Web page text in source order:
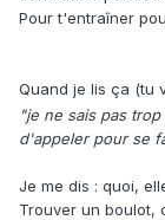
Pour t'entraîner
Quand je lis ça (tu
"je ne sais pas
d'appeler pour se
Je me dis : quoi,
Trouver un boulot,